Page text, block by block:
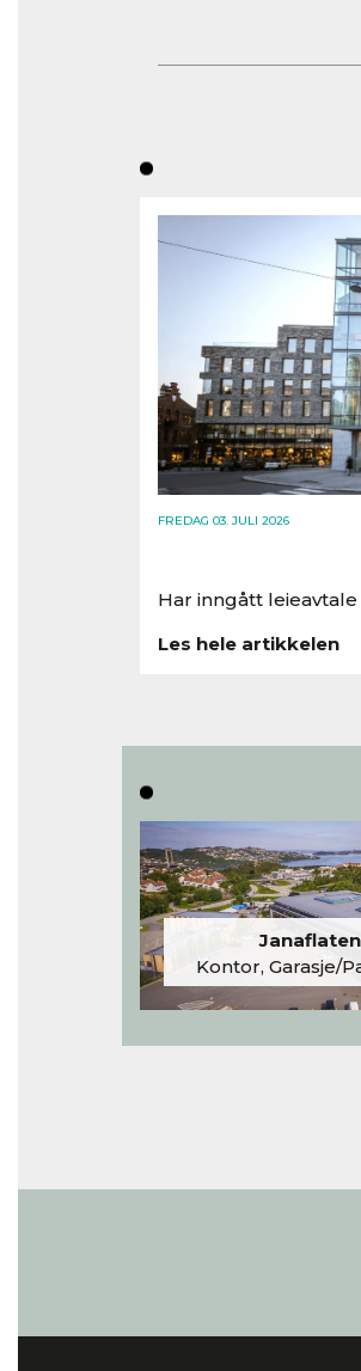
FREDAG 03. JULI 2026
Har inngått
Les hele artikkelen
Janaflaten
Kontor, Garasje/